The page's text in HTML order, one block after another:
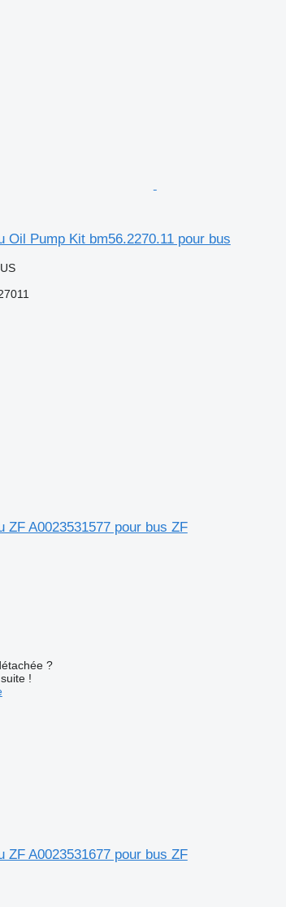
Oil Pump Kit bm56.2270.11 pour bus
ZF A0023531577 pour bus ZF
?
!
ZF A0023531677 pour bus ZF